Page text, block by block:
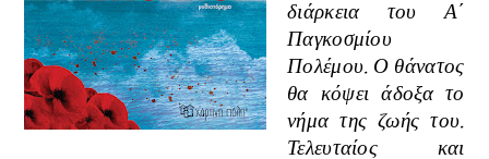
διάρκεια του Α΄
Παγκοσμίου
Πολέμου. Ο θάνατος
θα κόψει άδοξα το
νήμα της ζωής του.
Τελευταίος και